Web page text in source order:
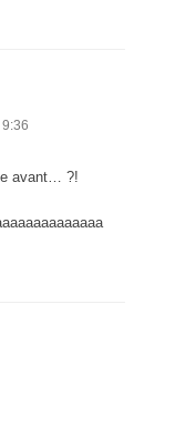
avant… ?!